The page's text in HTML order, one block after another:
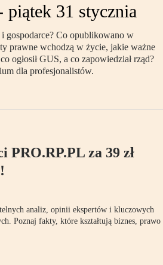
piątek 31 stycznia
gospodarce? Co opublikowano w
prawne wchodzą w życie, jakie ważne
ogłosił GUS, a co zapowiedział rząd?
dla profesjonalistów.
PRO.RP.PL za 39 zł
analiz, opinii ekspertów i kluczowych
Poznaj fakty, które kształtują biznes, prawo